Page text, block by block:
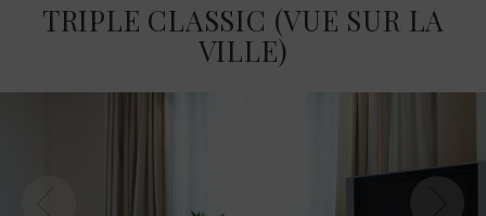
TRIPLE CLASSIC (VUE SUR LA
VILLE)